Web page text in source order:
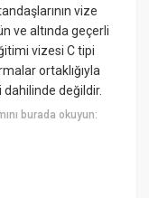
vize
ve altında geçerli
vizesi C tipi
ortaklığıyla
değildir.
burada okuyun: